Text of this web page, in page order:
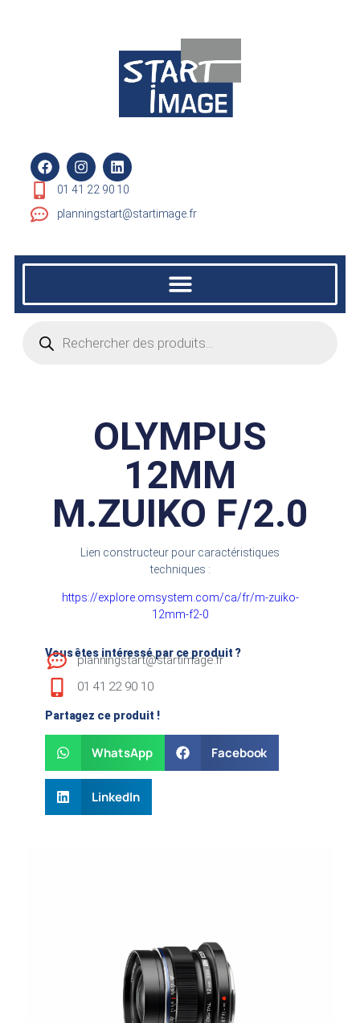
01 41 22 90 10
planningstart@startimage.fr
OLYMPUS
12MM
M.ZUIKO F/2.0
Lien constructeur pour caractéristiques
techniques :
https://explore.omsystem.com/ca/fr/m-zuiko-
12mm-f2-0
Vous êtes intéressé par ce produit ?
planningstart@startimage.fr
01 41 22 90 10
Partagez ce produit !
WhatsApp Facebook
LinkedIn